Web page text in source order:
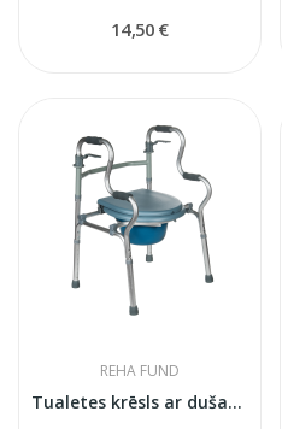
14,50 €
REHA FUND
Tualetes krēsls ar dušas krēsla un staigāšanas...